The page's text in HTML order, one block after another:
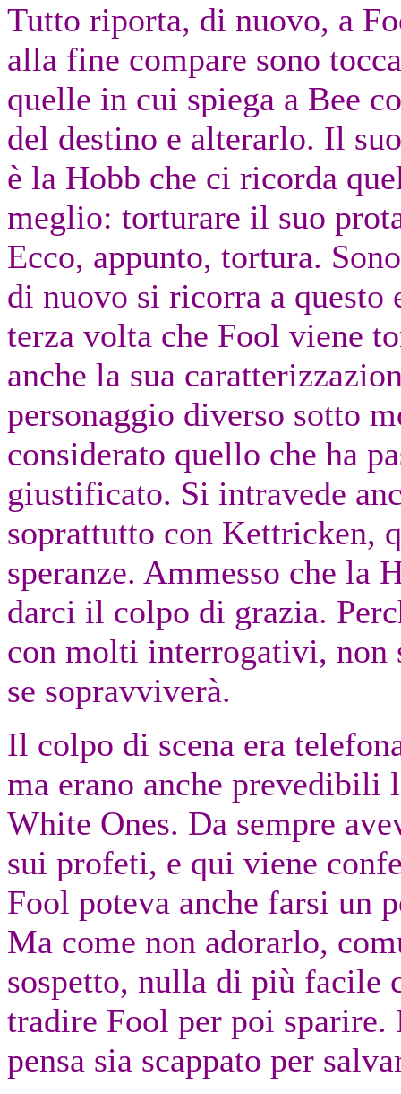
Tutto riporta, di nuovo, a
alla fine compare sono
quelle in cui spiega a Bee
del destino e alterarlo. Il
è la Hobb che ci ricorda
meglio: torturare il suo
Ecco, appunto, tortura.
di nuovo si ricorra a questo
terza volta che Fool viene
anche la sua
personaggio diverso sotto
considerato quello che ha
giustificato. Si intravede
soprattutto con Kettricken,
speranze. Ammesso che la
darci il colpo di grazia.
con molti interrogativi, non
se sopravviverà.
Il colpo di scena era
ma erano anche prevedibili
White Ones. Da sempre
sui profeti, e qui viene
Fool poteva anche farsi un
Ma come non adorarlo,
sospetto, nulla di più facile
tradire Fool per poi sparire.
pensa sia scappato per